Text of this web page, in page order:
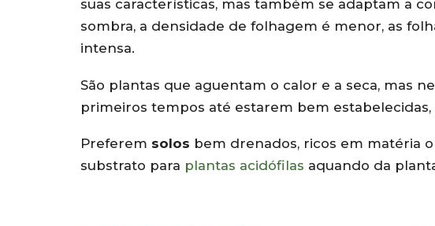
suas características, mas também se adaptam a
sombra, a densidade de folhagem é menor, as
intensa.
São plantas que aguentam o calor e a seca, mas
primeiros tempos até estarem bem
Preferem solos bem drenados, ricos em matéria
substrato para plantas acidófilas aquando da